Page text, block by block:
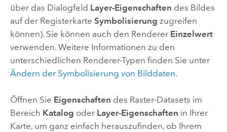
über das Dialogfeld Layer-Eigenschaften des Bildes
auf der Registerkarte Symbolisierung zugreifen
können). Sie können auch den Renderer Einzelwert
verwenden. Weitere Informationen zu den
unterschiedlichen Renderer-Typen finden Sie unter
Ändern der Symbolisierung von Bilddaten.
Öffnen Sie Eigenschaften des Raster-Datasets im
Bereich Katalog oder Layer-Eigenschaften in Ihrer
Karte, um ganz einfach herauszufinden, ob Ihrem